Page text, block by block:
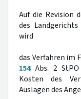
Auf die Revision
des
wird
das Verfahren im
154Abs. 2
Kosten des
Auslagen des